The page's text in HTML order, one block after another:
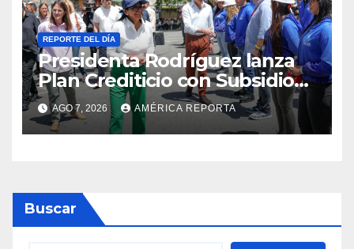
REPORTE DEL DÍA
Presidenta Rodríguez lanza
Plan Crediticio con Subsidio
Directo en encuentro con
Juntas de Condominio
AGO 7, 2026 AMÉRICA REPORTA
Buscar